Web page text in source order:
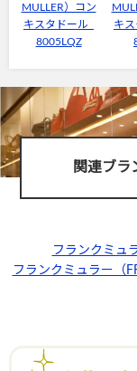
MULLER）コン
キスタドール
8005LQZ
キ
関連ブラ
フランクミュ
フランクミュラー（